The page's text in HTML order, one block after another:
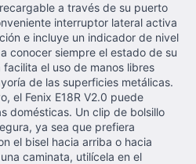
a través de su puerto
interruptor lateral activa
e incluye un indicador de nivel
conocer siempre el estado de su
el uso de manos libres
de las superficies metálicas.
el Fenix E18R V2.0 puede
domésticas. Un clip de bolsillo
ya sea que prefiera
el bisel hacia arriba o hacia
caminata, utilícela en el